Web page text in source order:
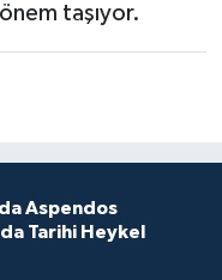
taşıyor.
Aspendos
Tarihi Heykel